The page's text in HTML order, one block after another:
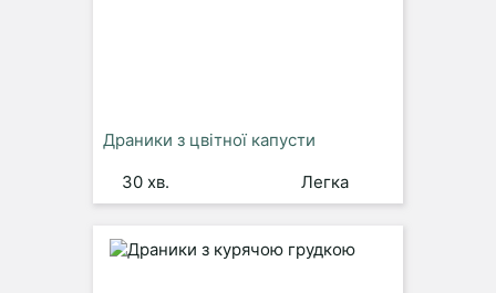
Драники з цвітної капусти
30 хв.
Легка